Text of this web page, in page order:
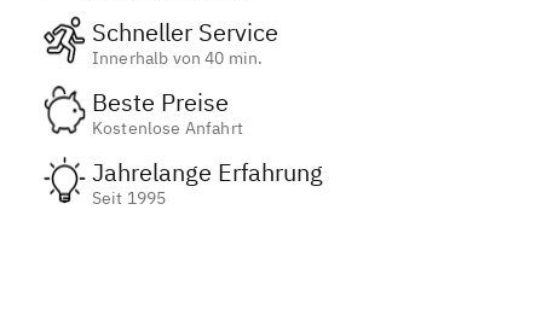
Schneller Service
Innerhalb von 40 min.
Beste Preise
Kostenlose Anfahrt
Jahrelange Erfahrung
Seit 1995